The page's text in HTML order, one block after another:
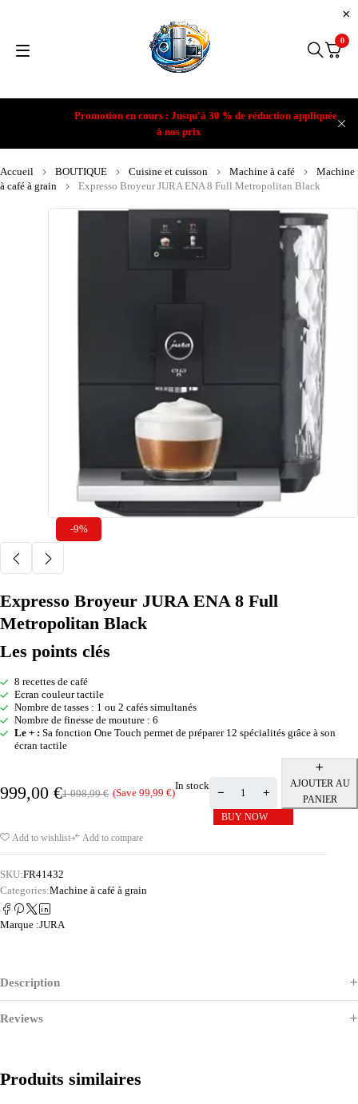
Promotion en cours : Jusqu'à 30 % de réduction appliquée
à nos prix
0
Accueil BOUTIQUE Cuisine et cuisson Machine à café
Machine
à café à grain
Expresso Broyeur JURA ENA 8 Full Metropolitan Black
-9%
Expresso Broyeur JURA ENA 8 Full
Metropolitan Black
Les points clés
8 recettes de café
Ecran couleur tactile
Nombre de tasses : 1 ou 2 cafés simultanés
Nombre de finesse de mouture : 6
Le + : Sa fonction One Touch permet de préparer 12 spécialités grâce à son
écran tactile
1 098,99€
999,00 € (Save 99,99 €)
In stock
AJOUTER AU
PANIER
BUY NOW
Add to wishlist
Add to compare
SKU:FR41432
Categories:Machine à café à grain
Marque :JURA
Description
Reviews
Produits similaires